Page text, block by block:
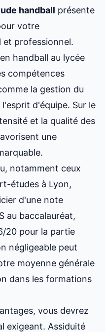
handball présente
votre
et professionnel.
handball au lycée
compétences
la gestion du
d'équipe. Sur le
et la qualité des
une
notamment ceux
études à Lyon,
d'une note
au baccalauréat,
20 pour la partie
négligeable peut
moyenne générale
dans les formations
vous devrez
exigeant. Assiduité